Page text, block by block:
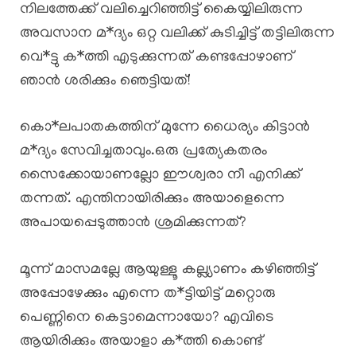
നിലത്തേക്ക് വലിച്ചെറിഞ്ഞിട്ട് കൈയ്യിലിരുന്ന
അവസാന മ*ദ്യം ഒറ്റ വലിക്ക് കുടിച്ചിട്ട് തട്ടിലിരുന്ന
വെ*ട്ടു ക*ത്തി എടുക്കുന്നത് കണ്ടപ്പോഴാണ്
ഞാൻ ശരിക്കും ഞെട്ടിയത്!
കൊ*ലപാതകത്തിന് മുന്നേ ധൈര്യം കിട്ടാൻ
മ*ദ്യം സേവിച്ചതാവും.ഒരു പ്രത്യേകതരം
സൈക്കോയാണല്ലോ ഈശ്വരാ നീ എനിക്ക്
തന്നത്. എന്തിനായിരിക്കും അയാളെന്നെ
അപായപ്പെടുത്താൻ ശ്രമിക്കുന്നത്?
മൂന്ന് മാസമല്ലേ ആയുള്ളൂ കല്ല്യാണം കഴിഞ്ഞിട്ട്
അപ്പോഴേക്കും എന്നെ ത*ട്ടിയിട്ട് മറ്റൊരു
പെണ്ണിനെ കെട്ടാമെന്നായോ? എവിടെ
ആയിരിക്കും അയാളാ ക*ത്തി കൊണ്ട്